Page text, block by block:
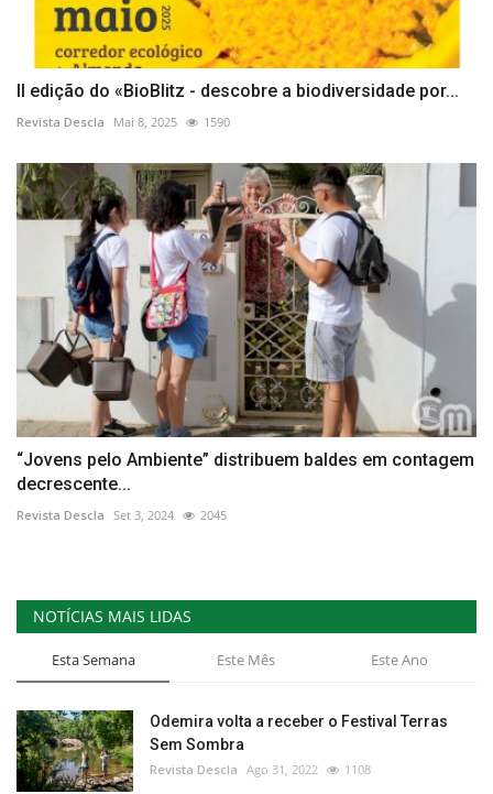
II edição do «BioBlitz - descobre a biodiversidade por...
Revista Descla Mai 8, 2025 1590
“Jovens pelo Ambiente” distribuem baldes em contagem
decrescente...
Revista Descla Set 3, 2024 2045
NOTÍCIAS MAIS LIDAS
Esta Semana Este Mês Este Ano
Odemira volta a receber o Festival Terras
Sem Sombra
Revista Descla Ago 31, 2022 1108